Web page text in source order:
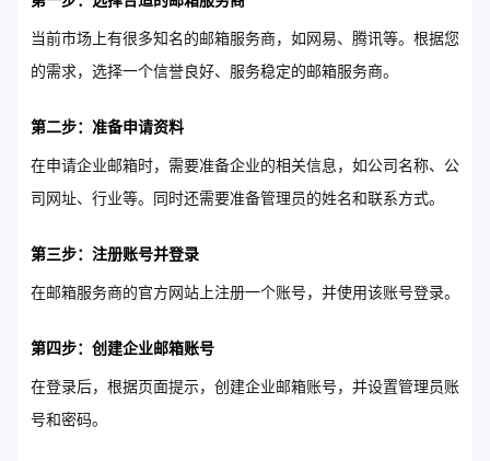
当前市场上有很多知名的邮箱服务商，如网易、腾讯等。根据您
的需求，选择一个信誉良好、服务稳定的邮箱服务商。
第二步：准备申请资料
在申请企业邮箱时，需要准备企业的相关信息，如公司名称、公
司网址、行业等。同时还需要准备管理员的姓名和联系方式。
第三步：注册账号并登录
在邮箱服务商的官方网站上注册一个账号，并使用该账号登录。
第四步：创建企业邮箱账号
在登录后，根据页面提示，创建企业邮箱账号，并设置管理员账
号和密码。